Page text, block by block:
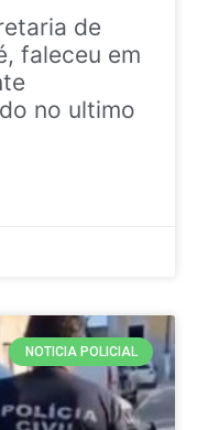
de
faleceu em
no ultimo
NOTICIA POLICIAL